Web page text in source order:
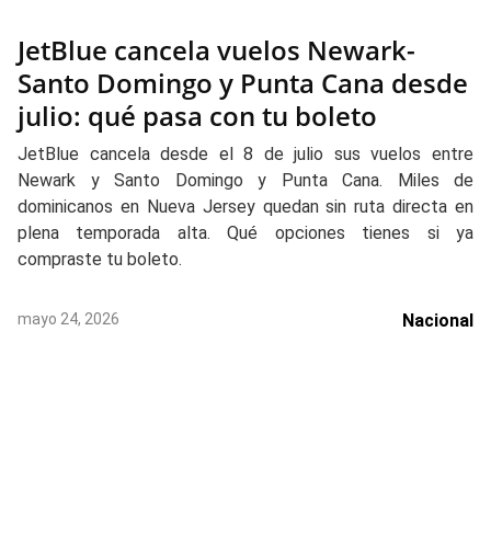
JetBlue cancela vuelos Newark-
Santo Domingo y Punta Cana desde
julio: qué pasa con tu boleto
JetBlue cancela desde el 8 de julio sus vuelos entre
Newark y Santo Domingo y Punta Cana. Miles de
dominicanos en Nueva Jersey quedan sin ruta directa en
plena temporada alta. Qué opciones tienes si ya
compraste tu boleto.
mayo 24, 2026 Nacional